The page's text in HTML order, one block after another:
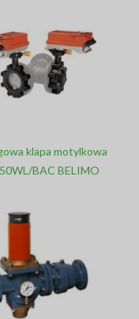
klapa motylkowa
BAC BELIMO